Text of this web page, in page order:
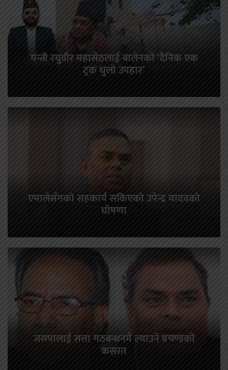
मन्त्री रघुवीर महासेठलाई बालेनको ‘दैनिक एक
ट्रक धुलो उपहार’
एमालेसँगको सहकार्य सकिएको उपेन्द्र यादवको
घोषणा
जसपालाई सत्ता गठबन्धनमै ल्याउने प्रचण्डको
कसरत